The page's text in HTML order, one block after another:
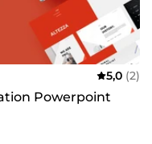
5,0 (2)
Powerpoint